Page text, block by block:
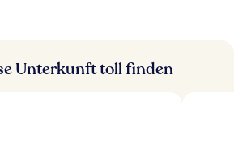
Unterkunft toll finden